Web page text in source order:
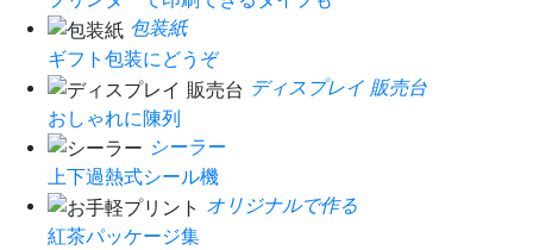
包装紙
ギフト包装にどうぞ
ディスプレイ 販売台
おしゃれに陳列
シーラー
上下過熱式シール機
オリジナルで作る
紅茶パッケージ集